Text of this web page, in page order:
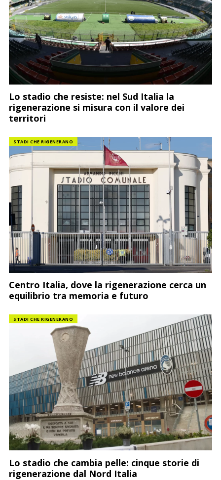
Lo stadio che resiste: nel Sud Italia la
rigenerazione si misura con il valore dei
territori
STADI CHE RIGENERANO
Centro Italia, dove la rigenerazione cerca un
equilibrio tra memoria e futuro
STADI CHE RIGENERANO
Lo stadio che cambia pelle: cinque storie di
rigenerazione dal Nord Italia